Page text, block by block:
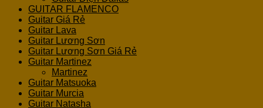
GUITAR FLAMENCO
Guitar Giá Rẻ
Guitar Lava
Guitar Lương Sơn
Guitar Lương Sơn Giá Rẻ
Guitar Martinez
Martinez
Guitar Matsuoka
Guitar Murcia
Guitar Natasha